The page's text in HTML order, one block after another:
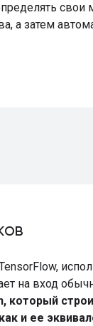
свои
а затем
на вход
и ее